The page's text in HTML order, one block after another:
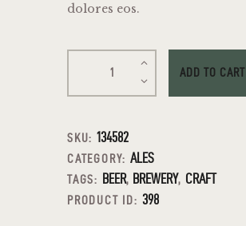
dolores eos.
ADD TO CART
SKU: 134582
CATEGORY: ALES
TAGS: BEER, BREWERY, CRAFT
PRODUCT ID: 398